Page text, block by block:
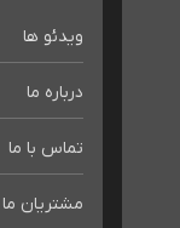
ویدئو ها
درباره ما
تماس با ما
مشتریان ما